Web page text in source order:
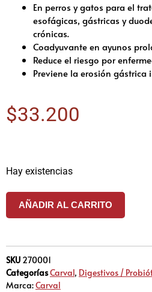
En perros y gatos para el
esofágicas, gástricas y
crónicas.
Coadyuvante en ayunos
Reduce el riesgo por
Previene la erosión gástrica
$33.200
Hay existencias
AÑADIR AL CARRITO
SKU 270001
CategoríasCarval, Digestivos /
Marca:Carval